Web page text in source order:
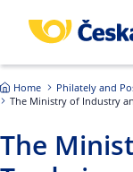
Home Philately and
The Ministry of Industry
The